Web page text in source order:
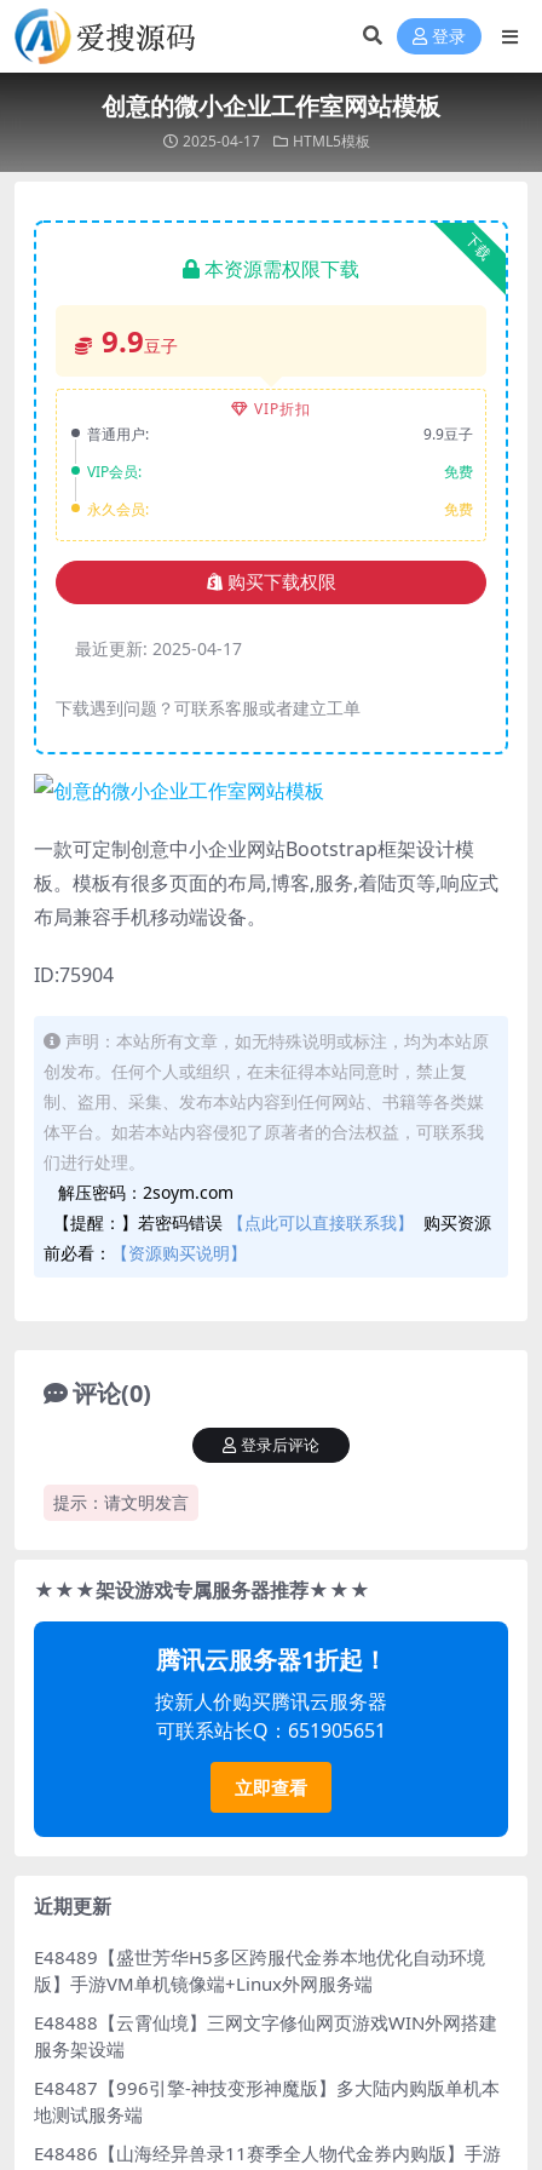
登录
创意的微小企业工作室网站模板
2025-04-17 HTML5模板
下载
本资源需权限下载
9.9豆子
VIP折扣
普通用户:
9.9豆子
VIP会员:
免费
永久会员:
免费
购买下载权限
最近更新: 2025-04-17
下载遇到问题？可联系客服或者建立工单
一款可定制创意中小企业网站Bootstrap框架设计模
板。模板有很多页面的布局,博客,服务,着陆页等,响应式
布局兼容手机移动端设备。
ID:75904
声明：本站所有文章，如无特殊说明或标注，均为本站原
创发布。任何个人或组织，在未征得本站同意时，禁止复
制、盗用、采集、发布本站内容到任何网站、书籍等各类媒
体平台。如若本站内容侵犯了原著者的合法权益，可联系我
们进行处理。
解压密码：2soym.com
【提醒：】若密码错误
【点此可以直接联系我】
购买资源
前必看：
【资源购买说明】
评论(0)
提示：请文明发言
登录后评论
★★★架设游戏专属服务器推荐★★★
腾讯云服务器1折起！
按新人价购买腾讯云服务器
可联系站长Q：651905651
立即查看
近期更新
E48489【盛世芳华H5多区跨服代金券本地优化自动环境
版】手游VM单机镜像端+Linux外网服务端
E48488【云霄仙境】三网文字修仙网页游戏WIN外网搭建
服务架设端
E48487【996引擎-神技变形神魔版】多大陆内购版单机本
地测试服务端
E48486【山海经异兽录11赛季全人物代金券内购版】手游